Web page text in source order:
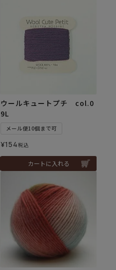
ウールキュートプチ col.0
9L
メール便10個まで可
¥154税込
カートに入れる